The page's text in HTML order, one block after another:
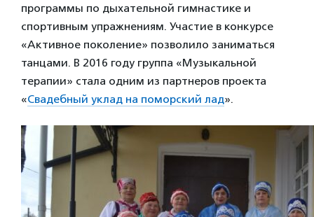
программы по дыхательной гимнастике и
спортивным упражнениям. Участие в конкурсе
«Активное поколение» позволило заниматься
танцами. В 2016 году группа «Музыкальной
терапии» стала одним из партнеров проекта
«Свадебный уклад на поморский лад».